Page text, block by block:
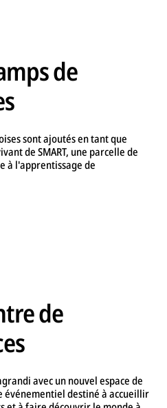
de
sont ajoutés en tant que
de SMART, une parcelle de
à l'apprentissage de
de
avec un nouvel espace de
événementiel destiné à accueillir